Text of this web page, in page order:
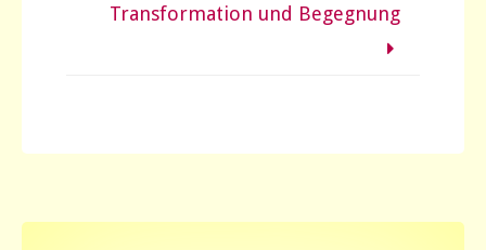
Transformation und Begegnung